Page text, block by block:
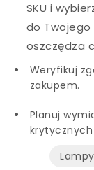
SKU i
do Twojego
oszczędza
Weryfikuj
zakupem.
Planuj